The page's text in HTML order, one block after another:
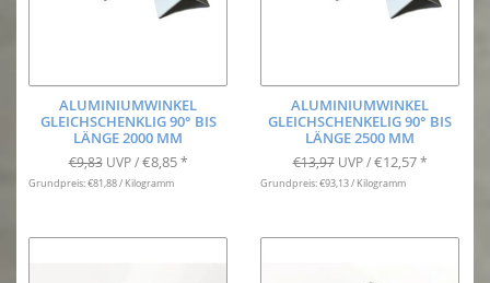
ALUMINIUMWINKEL
GLEICHSCHENKLIG 90° BIS
LÄNGE 2000 MM
€9,83 UVP /€8,85 *
Grundpreis: €81,88 / Kilogramm
ALUMINIUMWINKEL
GLEICHSCHENKELIG 90° BIS
LÄNGE 2500 MM
€13,97 UVP /€12,57 *
Grundpreis: €93,13 / Kilogramm